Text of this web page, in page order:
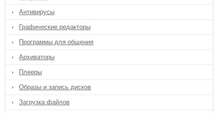
Антивирусы
Графические редакторы
Программы для общения
Архиваторы
Плееры
Образы и запись дисков
Загрузка файлов